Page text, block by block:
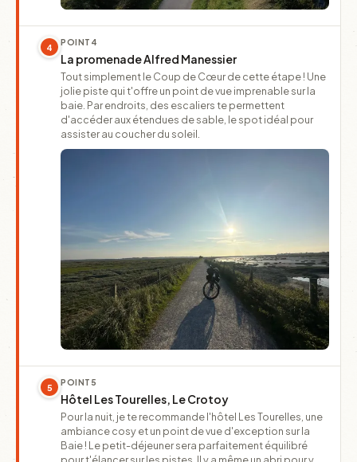
4 POINT 4
La promenade Alfred Manessier
Tout simplement le Coup de Cœur de cette étape ! Une
jolie piste qui t'offre un point de vue imprenable sur la
baie. Par endroits, des escaliers te permettent
d'accéder aux étendues de sable, le spot idéal pour
assister au coucher du soleil.
5 POINT 5
Hôtel Les Tourelles, Le Crotoy
Pour la nuit, je te recommande l'hôtel Les Tourelles, une
ambiance cosy et un point de vue d'exception sur la
Baie ! Le petit-déjeuner sera parfaitement équilibré
pour t'élancer sur les pistes. Il y a même un abri pour y